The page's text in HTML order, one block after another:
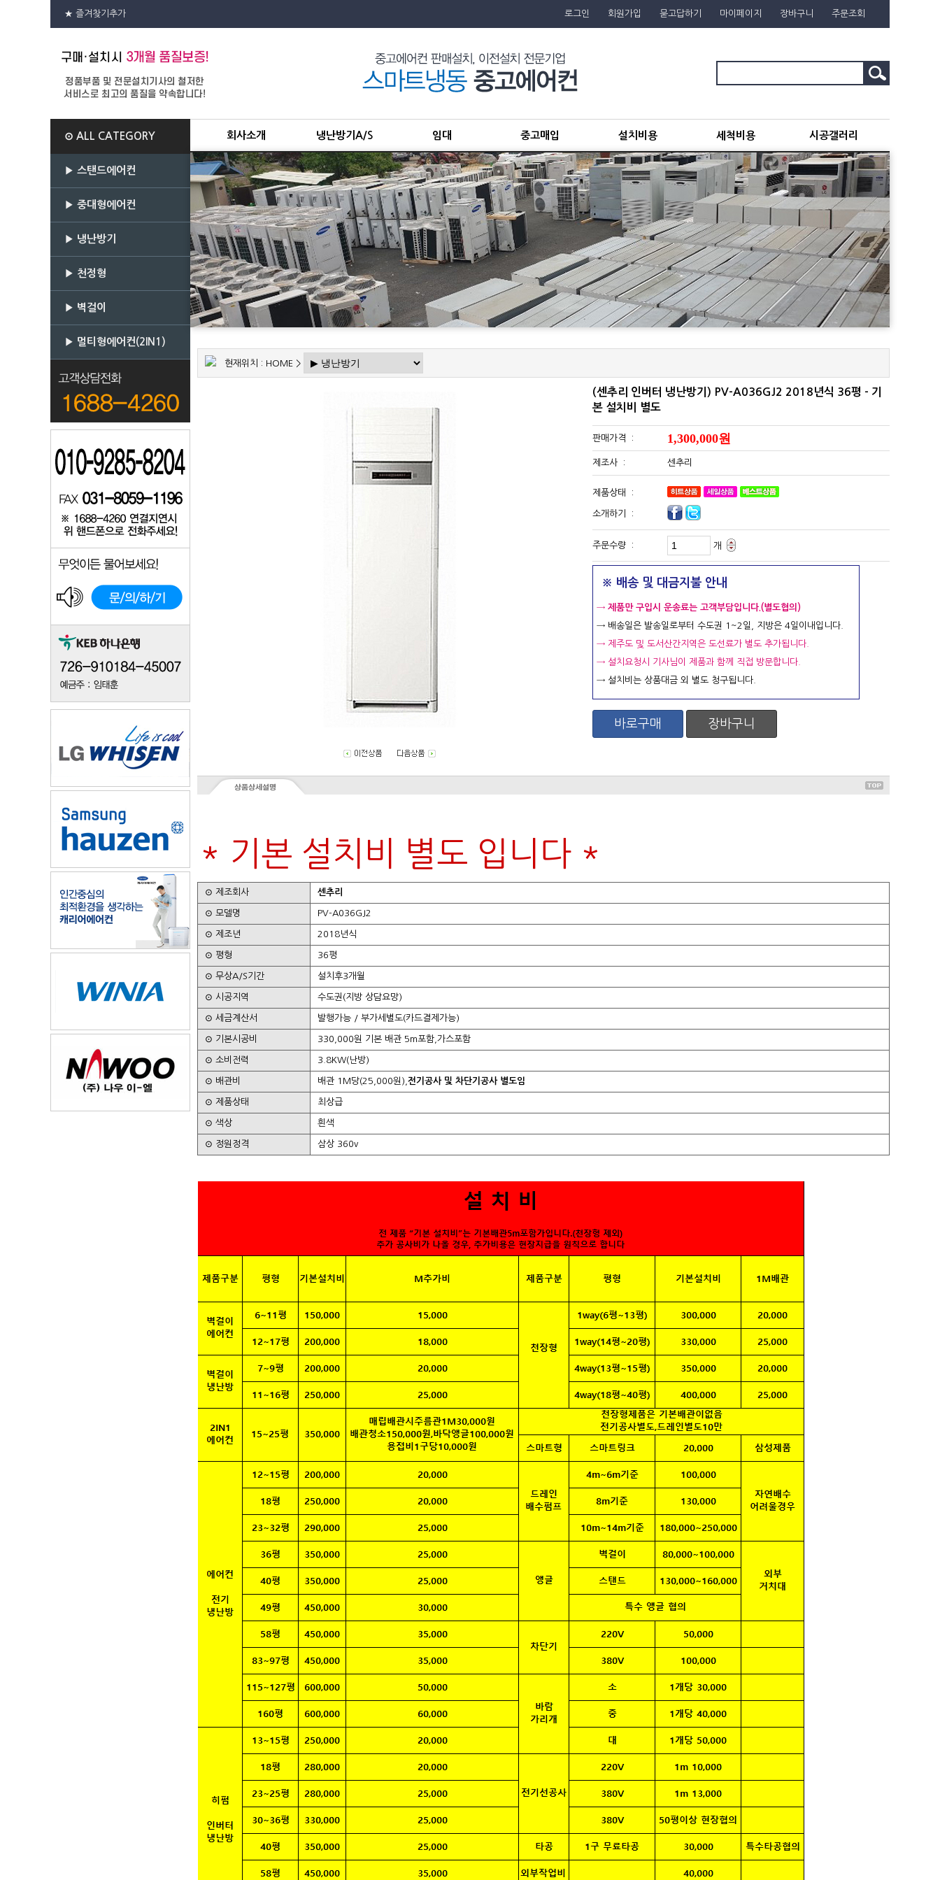
★ 즐겨찾기추가 로그인 회원가입 묻고답하기 마이페이지 장바구니 주문조회
⊙ ALL CATEGORY
▶ 스탠드에어컨
▶ 중대형에어컨
▶ 냉난방기
▶ 천정형
▶ 벽걸이
▶ 멀티형에어컨(2IN1)
회사소개 냉난방기A/S 임대 중고매입 설치비용 세척비용 시공갤러리
현재위치 : HOME >
본 설치비 별도
판매가격 : 1,300,000원
제조사 : 센추리
제품상태 :
소개하기 :
주문수량 : 개
※ 배송 및 대금지불 안내
→ 제품만 구입시 운송료는 고객부담입니다.(별도협의)
→ 배송일은 발송일로부터 수도권 1~2일, 지방은 4일이내입니다.
→ 제주도 및 도서산간지역은 도선료가 별도 추가됩니다.
→ 설치요청시 기사님이 제품과 함께 직접 방문합니다.
→ 설치비는 상품대금 외 별도 청구됩니다.
바로구매 장바구니
* 기본 설치비 별도 입니다 *
⊙ 제조회사 센추리
⊙ 모델명 PV-A036GJ2
⊙ 제조년 2018년식
⊙ 평형 36평
⊙ 무상A/S기간 설치후3개월
⊙ 시공지역 수도권(지방 상담요망)
⊙ 세금계산서 발행가능 / 부가세별도(카드결제가능)
⊙ 기본시공비 330,000원 기본 배관 5m포함,가스포함
⊙ 소비전력 3.8KW(난방)
⊙ 배관비 배관 1M당(25,000원), 전기공사 및 차단기공사 별도임
⊙ 제품상태 최상급
⊙ 색상 흰색
⊙ 정원정격 삼상 360v